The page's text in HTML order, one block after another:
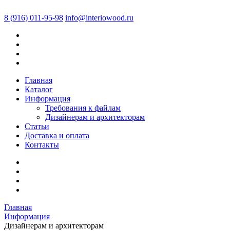
8 (916) 011-95-98 info@interiowood.ru
Главная
Каталог
Информация
Требования к файлам
Дизайнерам и архитекторам
Статьи
Доставка и оплата
Контакты
Главная
Информация
Дизайнерам и архитекторам